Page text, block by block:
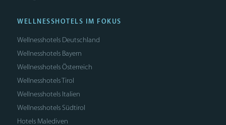
WELLNESSHOTELS IM FOKUS
Wellnesshotels Deutschland
Wellnesshotels Bayern
Wellnesshotels Österreich
Wellnesshotels Tirol
Wellnesshotels Italien
Wellnesshotels Südtirol
Hotels Malediven